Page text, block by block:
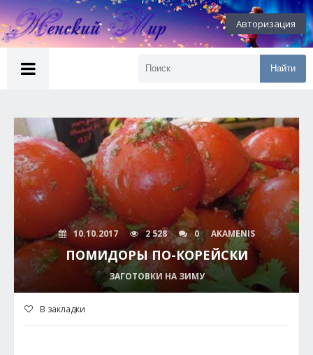
Авторизация
Найти
10.10.2017 2 528 0 AKAMENIS
ПОМИДОРЫ ПО-КОРЕЙСКИ
ЗАГОТОВКИ НА ЗИМУ
В закладки